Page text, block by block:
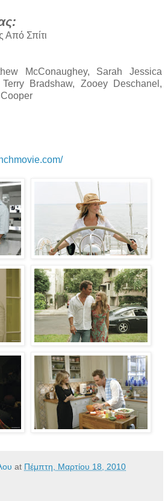
Από Σπίτι
McConaughey, Sarah Jessica
Bradshaw, Zooey Deschanel,
at Πέμπτη, Μαρτίου 18, 2010